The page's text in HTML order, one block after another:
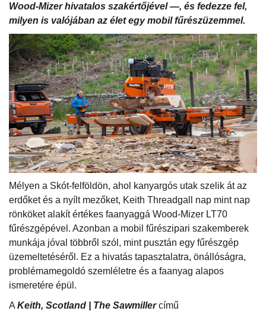
Wood-Mizer hivatalos szakértőjével —, és fedezze fel,
milyen is valójában az élet egy mobil fűrészüzemmel.
Mélyen a Skót-felföldön, ahol kanyargós utak szelik át az
erdőket és a nyílt mezőket, Keith Threadgall nap mint nap
rönköket alakít értékes faanyaggá Wood-Mizer LT70
fűrészgépével. Azonban a mobil fűrészipari szakemberek
munkája jóval többről szól, mint pusztán egy fűrészgép
üzemeltetéséről. Ez a hivatás tapasztalatra, önállóságra,
problémamegoldó szemléletre és a faanyag alapos
ismeretére épül.
A Keith, Scotland | The Sawmillercímű